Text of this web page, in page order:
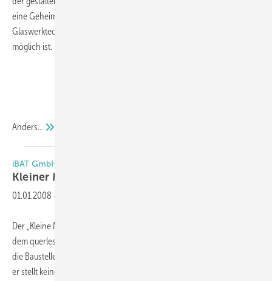
eine Geheimwissenschaft. Birgit Botz zeigt, wie die Vermittlung von
Glaswerktechniken an ein ungeschultes Publikum – auch Kinder –
möglich ist.
Anders...
iBAT GmbH und Hanno GmbH & Co.KG
Kleiner Montagehelfer
01.01.2008 -
Der „Kleine Montagehelfer“ will dem Praktiker auf der Baustelle und
dem querlesenden Planer in aller Kürze einen groben Überblick über
die Baustellenmontage von Fenstern und Außentüren verschaffen –
er stellt keine neue Montagerichtlinie dar, sondern fasst nur den